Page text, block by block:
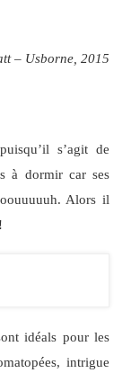
– Usborne, 2015
s’agit de
à dormir car ses
Alors il
idéals pour les
intrigue